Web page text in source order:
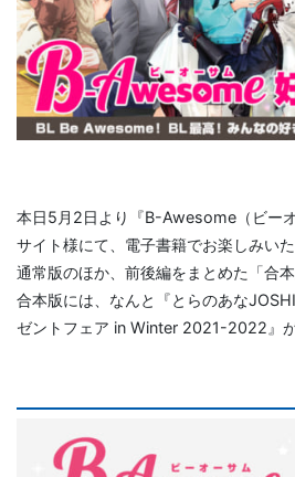
本日5月2日より『B-Awesome（ビー
サイト様にて、電子書籍でお楽しみい
通常版のほか、前後編をまとめた「合
合本版には、なんと『とらのあな
ゼントフェア in Winter 2021-2022』